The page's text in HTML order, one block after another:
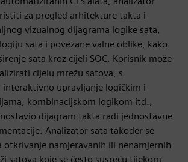
za pregled arhitekture takta i
vizualnog dijagrama logike sata,
sata i povezane valne oblike, kako
sata kroz cijeli SOC. Korisnik može
cijelu mrežu satova, s
interaktivno upravljanje logičkim i
kombinacijskom logikom itd.,
dijagram takta radi jednostavne
Analizator sata također se
otkrivanje namjeravanih ili nenamjernih
satova koje se često susreću tijekom